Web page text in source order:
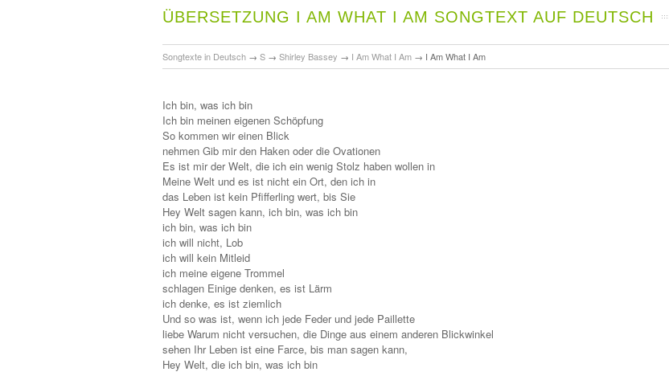
ÜBERSETZUNG I AM WHAT I AM SONGTEXT AUF DEUTSCH
Songtexte in Deutsch → S → Shirley Bassey → I Am What I Am → I Am What I Am
Ich bin, was ich bin
Ich bin meinen eigenen Schöpfung
So kommen wir einen Blick
nehmen Gib mir den Haken oder die Ovationen
Es ist mir der Welt, die ich ein wenig Stolz haben wollen in
Meine Welt und es ist nicht ein Ort, den ich in
das Leben ist kein Pfifferling wert, bis Sie
Hey Welt sagen kann, ich bin, was ich bin
ich bin, was ich bin
ich will nicht, Lob
ich will kein Mitleid
ich meine eigene Trommel
schlagen Einige denken, es ist Lärm
ich denke, es ist ziemlich
Und so was ist, wenn ich jede Feder und jede Paillette
liebe Warum nicht versuchen, die Dinge aus einem anderen Blickwinkel
sehen Ihr Leben ist eine Farce, bis man sagen kann,
Hey Welt, die ich bin, was ich bin